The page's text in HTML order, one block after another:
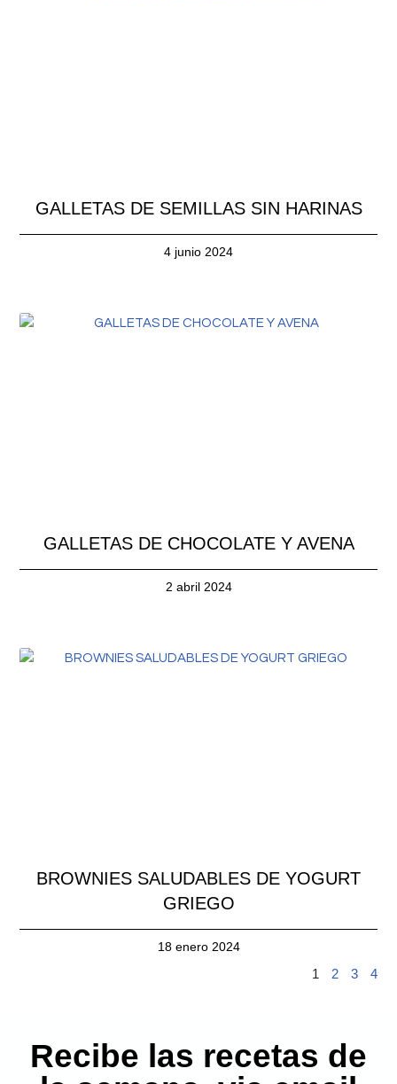
GALLETAS DE SEMILLAS SIN HARINAS
4 junio 2024
GALLETAS DE CHOCOLATE Y AVENA
2 abril 2024
BROWNIES SALUDABLES DE YOGURT
GRIEGO
18 enero 2024
1 2 3 4
Recibe las recetas de